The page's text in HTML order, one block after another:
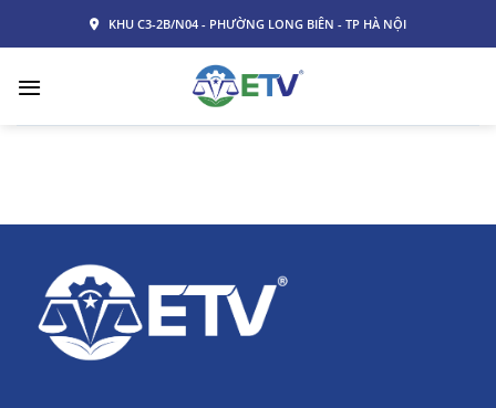
KHU C3-2B/N04 - PHƯỜNG LONG BIÊN - TP HÀ NỘI